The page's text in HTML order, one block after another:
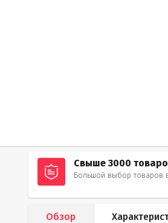
Свыше 3000
Большой выбор товаров
Обзор